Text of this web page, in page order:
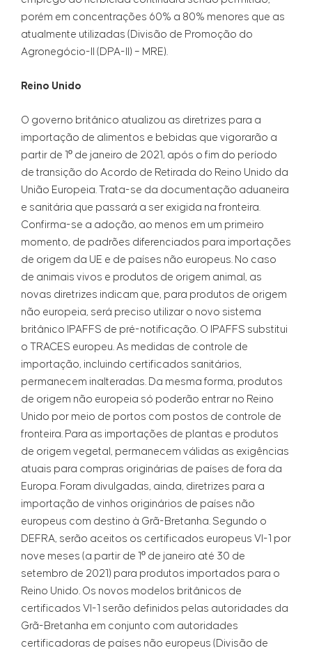
porém em concentrações 60% a 80% menores que as
atualmente utilizadas (Divisão de Promoção do
Agronegócio-II (DPA-II) – MRE).
Reino Unido
O governo britânico atualizou as diretrizes para a
importação de alimentos e bebidas que vigorarão a
partir de 1º de janeiro de 2021, após o fim do período
de transição do Acordo de Retirada do Reino Unido da
União Europeia. Trata-se da documentação aduaneira
e sanitária que passará a ser exigida na fronteira.
Confirma-se a adoção, ao menos em um primeiro
momento, de padrões diferenciados para importações
de origem da UE e de países não europeus. No caso
de animais vivos e produtos de origem animal, as
novas diretrizes indicam que, para produtos de origem
não europeia, será preciso utilizar o novo sistema
britânico IPAFFS de pré-notificação. O IPAFFS substitui
o TRACES europeu. As medidas de controle de
importação, incluindo certificados sanitários,
permanecem inalteradas. Da mesma forma, produtos
de origem não europeia só poderão entrar no Reino
Unido por meio de portos com postos de controle de
fronteira. Para as importações de plantas e produtos
de origem vegetal, permanecem válidas as exigências
atuais para compras originárias de países de fora da
Europa. Foram divulgadas, ainda, diretrizes para a
importação de vinhos originários de países não
europeus com destino à Grã-Bretanha. Segundo o
DEFRA, serão aceitos os certificados europeus VI-1 por
nove meses (a partir de 1º de janeiro até 30 de
setembro de 2021) para produtos importados para o
Reino Unido. Os novos modelos britânicos de
certificados VI-1 serão definidos pelas autoridades da
Grã-Bretanha em conjunto com autoridades
certificadoras de países não europeus (Divisão de